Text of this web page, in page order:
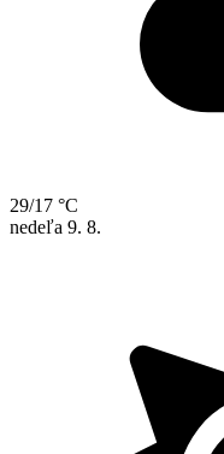
29/17 °C
nedeľa 9. 8.